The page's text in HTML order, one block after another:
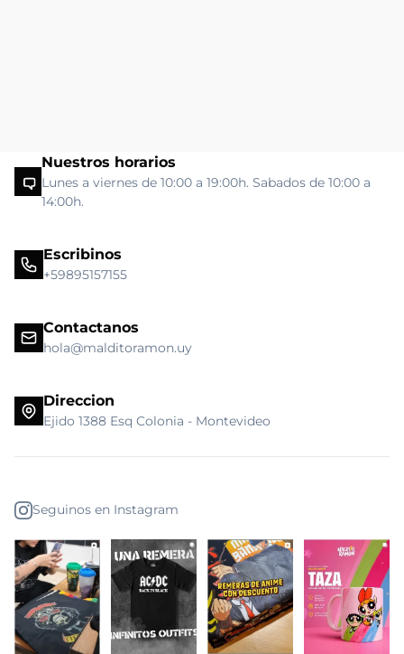
Nuestros horarios
Lunes a viernes de 10:00 a 19:00h. Sabados de 10:00 a
14:00h.
Escribinos
+59895157155
Contactanos
hola@malditoramon.uy
Direccion
Ejido 1388 Esq Colonia - Montevideo
Seguinos en Instagram